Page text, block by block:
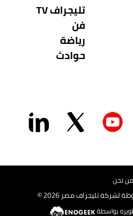
تليجراف TV
فن
رياضة
حوادث
نحن
تليجراف مصر 2026 ©
بواسطة